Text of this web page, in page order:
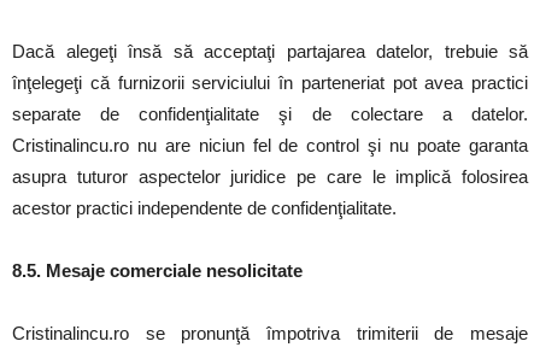
Dacă alegeţi însă să acceptaţi partajarea datelor, trebuie să
înţelegeţi că furnizorii serviciului în parteneriat pot avea practici
separate de confidenţialitate şi de colectare a datelor.
Cristinalincu.ro nu are niciun fel de control şi nu poate garanta
asupra tuturor aspectelor juridice pe care le implică folosirea
acestor practici independente de confidenţialitate.
8.5. Mesaje comerciale nesolicitate
Cristinalincu.ro se pronunţă împotriva trimiterii de mesaje